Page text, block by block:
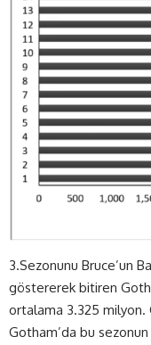
3.Sezonunu Bruce’un
göstererek bitiren
ortalama 3.325 milyon.
Gotham’da bu